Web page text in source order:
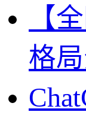
【
格